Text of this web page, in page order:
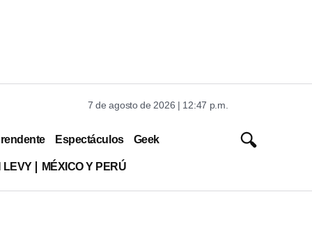
7 de agosto de 2026 | 12:47 p.m.
Espectáculos Geek
LEVY MÉXICO Y PERÚ